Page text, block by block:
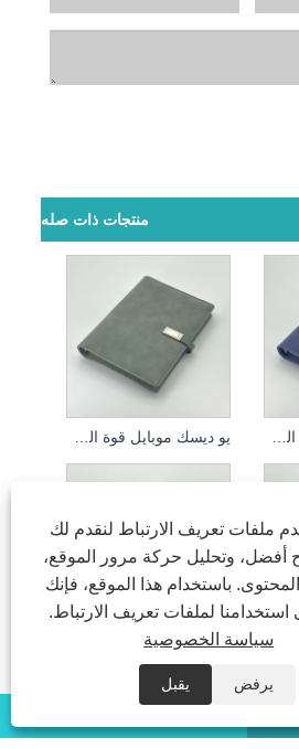
منتجات ذات صله
يو ديسك موبايل قوة الكمبيوتر المحمول
ملفات تعريف الارتباط لنقدم لك
أفضل، وتحليل حركة مرور الموقع،
باستخدام هذا الموقع، فإنك
لملفات تعريف الارتباط.
سياسة الخصوصية
يرفض
يقبل